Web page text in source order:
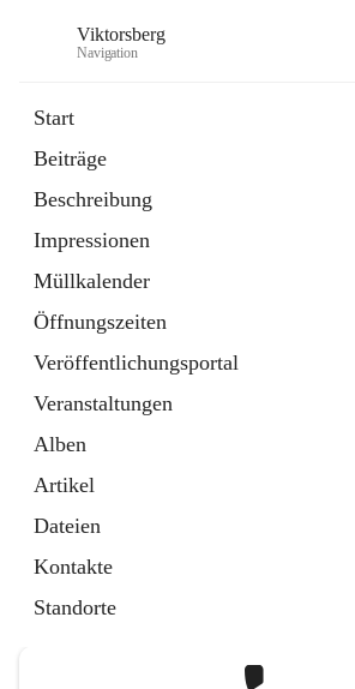
Viktorsberg
Navigation
Start
Beiträge
Beschreibung
Impressionen
Müllkalender
Öffnungszeiten
Veröffentlichungsportal
Veranstaltungen
Alben
Artikel
Dateien
Kontakte
Standorte
1 Schnellzugriff
Bürgerservice
10 Schnellzugriffe